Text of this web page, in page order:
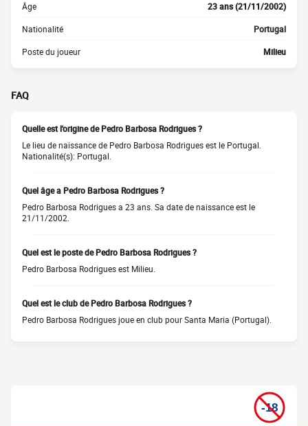
Âge 23 ans (21/11/2002)
Nationalité Portugal
Poste du joueur Milieu
FAQ
Quelle est l'origine de Pedro Barbosa Rodrigues ?
Le lieu de naissance de Pedro Barbosa Rodrigues est le Portugal.
Nationalité(s): Portugal.
Quel âge a Pedro Barbosa Rodrigues ?
Pedro Barbosa Rodrigues a 23 ans. Sa date de naissance est le
21/11/2002.
Quel est le poste de Pedro Barbosa Rodrigues ?
Pedro Barbosa Rodrigues est Milieu.
Quel est le club de Pedro Barbosa Rodrigues ?
Pedro Barbosa Rodrigues joue en club pour Santa Maria (Portugal).